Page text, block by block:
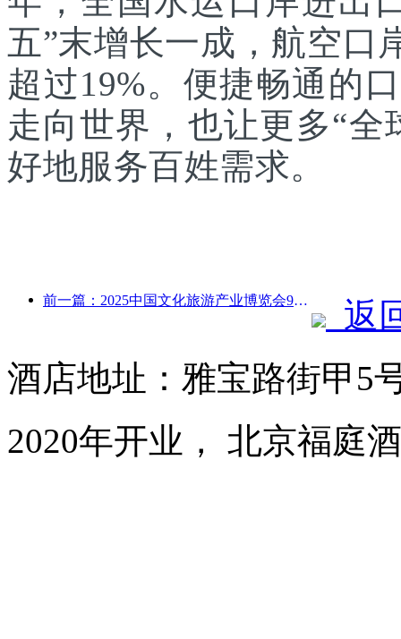
五”末增长一成，航空口
超过19%。便捷畅通的
走向世界，也让更多“
好地服务百姓需求。
前一篇：2025中国文化旅游产业博览会9月12日至14日在武汉举办
返
酒店地址：雅宝路街甲5
2020年开业， 北京福